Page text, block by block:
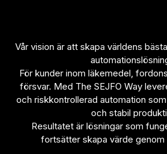
Vår vision är att skapa världens
För kunder inom läkemedel,
försvar. Med The SEJFO Way
och riskkontrollerad automation
och stabil
Resultatet är lösningar som
fortsätter skapa värde genom